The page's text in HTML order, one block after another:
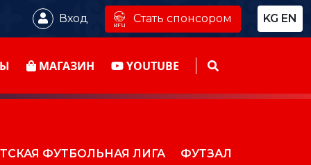
Вход Стать спонсором KG EN
МАГАЗИН YOUTUBE
ФУТБОЛЬНАЯ ЛИГА
ФУТЗАЛ